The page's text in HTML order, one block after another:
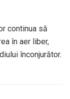
continua să
în aer liber,
înconjurător.